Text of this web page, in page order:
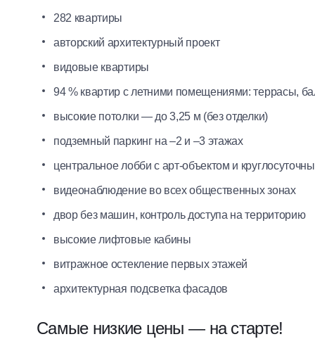
282 квартиры
авторский архитектурный проект
видовые квартиры
94 % квартир с летними помещениями: террасы,
высокие потолки — до 3,25 м (без отделки)
подземный паркинг на –2 и –3 этажах
центральное лобби с арт-объектом и
видеонаблюдение во всех общественных зонах
двор без машин, контроль доступа на территорию
высокие лифтовые кабины
витражное остекление первых этажей
архитектурная подсветка фасадов
Самые низкие цены — на старте!